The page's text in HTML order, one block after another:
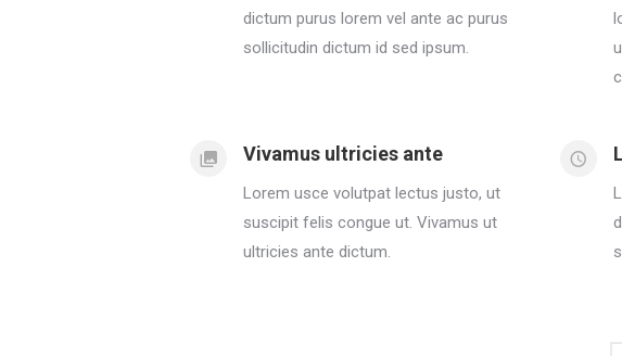
dictum purus lorem vel ante ac purus
sollicitudin dictum id sed ipsum.
Vivamus ultricies ante
Lorem usce volutpat lectus justo, ut
suscipit felis congue ut. Vivamus ut
ultricies ante dictum.